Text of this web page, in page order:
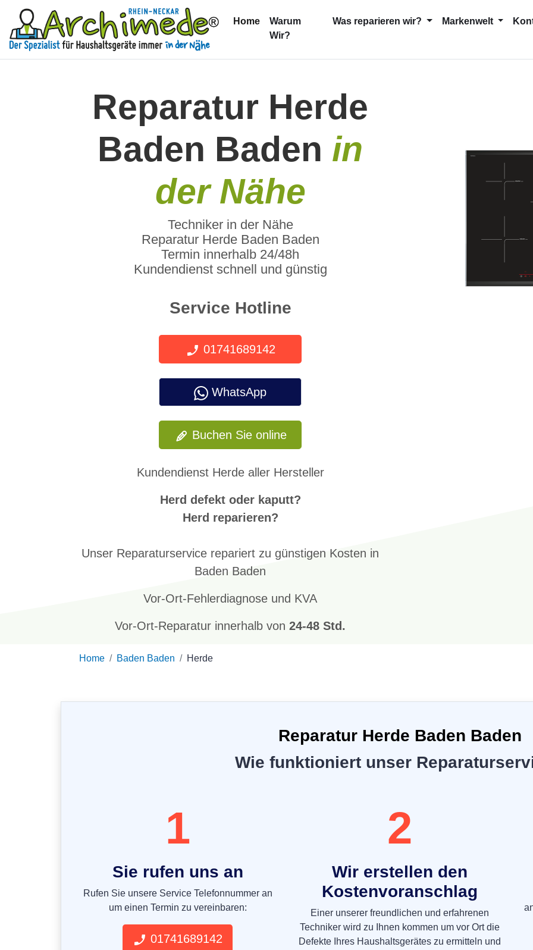
Home (current)
Warum
Wir?
Was reparieren wir? Markenwelt
Reparatur Herde
Baden Baden in
der Nähe
Techniker in der Nähe
Reparatur Herde Baden Baden
Termin innerhalb 24/48h
Kundendienst schnell und günstig
Service Hotline
01741689142
WhatsApp
Buchen Sie online
Kundendienst Herde aller Hersteller
Herd defekt oder kaputt?
Herd reparieren?
Unser Reparaturservice repariert zu günstigen Kosten in
Baden Baden
Vor-Ort-Fehlerdiagnose und KVA
Vor-Ort-Reparatur innerhalb von 24-48 Std.
Home Baden Baden Herde
Reparatur Herde Baden Baden
Wie funktioniert unser
1
Sie rufen uns an
Rufen Sie unsere Service Telefonnummer an
um einen Termin zu vereinbaren:
01741689142
2
Wir erstellen den
Kostenvoranschlag
Einer unserer freundlichen und erfahrenen
Techniker wird zu Ihnen kommen um vor Ort die
Defekte Ihres Haushaltsgerätes zu ermitteln und